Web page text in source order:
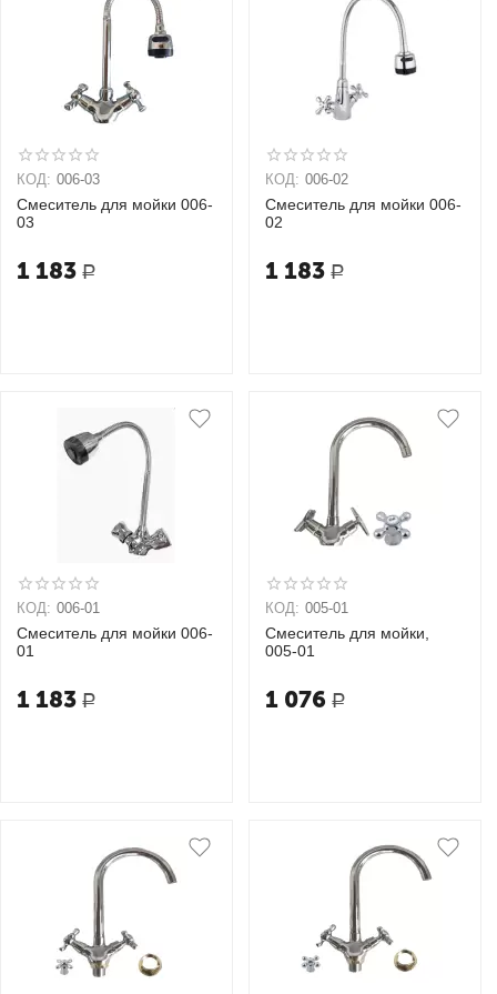
КОД: 006-03
Смеситель для мойки 006-
03
1 183 Р
КОД: 006-02
Смеситель для мойки 006-
02
1 183 Р
КОД: 006-01
Смеситель для мойки 006-
01
1 183 Р
КОД: 005-01
Смеситель для мойки,
005-01
1 076 Р